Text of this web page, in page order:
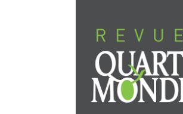
au
contenu